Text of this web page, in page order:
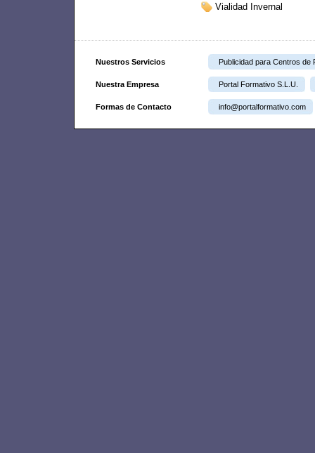
Vialidad Invernal
Nuestros Servicios Publicidad para Centros de
Nuestra Empresa Portal Formativo S.L.U.
Formas de Contacto info@portalformativo.com